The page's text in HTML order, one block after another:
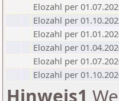
Elozahl per
Elozahl per
Elozahl per
Elozahl per
Elozahl per
Elozahl per
Hinweis1